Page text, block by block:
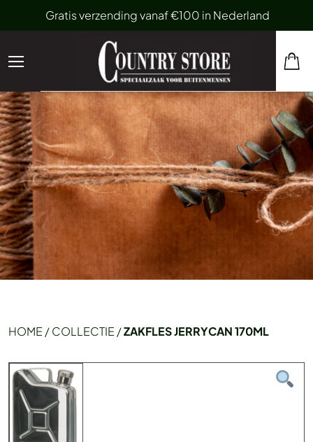
Gratis verzending vanaf €100 in Nederland
HOME /COLLECTIE /ZAKFLES JERRYCAN 170ML